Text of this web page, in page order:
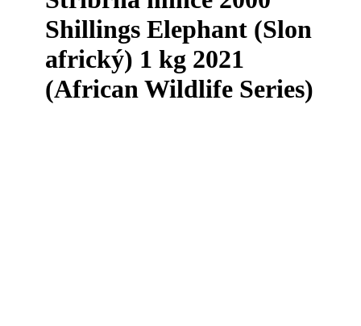
Shillings Elephant (Slon
africký) 1 kg 2021
(African Wildlife Series)